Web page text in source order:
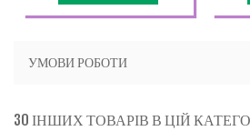
УМОВИ РОБОТИ
30 ІНШИХ ТОВАРІВ В ЦІЙ